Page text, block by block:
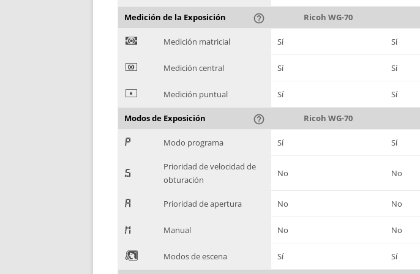
Medición de la Exposición help_outline Ricoh WG-70
) Medición matricial Sí Sí
* Medición central Sí Sí
+ Medición puntual Sí Sí
Modos de Exposición help_outline Ricoh WG-70
, Modo programa Sí Sí
-
Prioridad de velocidad de
obturación
No No
. Prioridad de apertura No No
/ Manual No No
0 Modos de escena Sí Sí